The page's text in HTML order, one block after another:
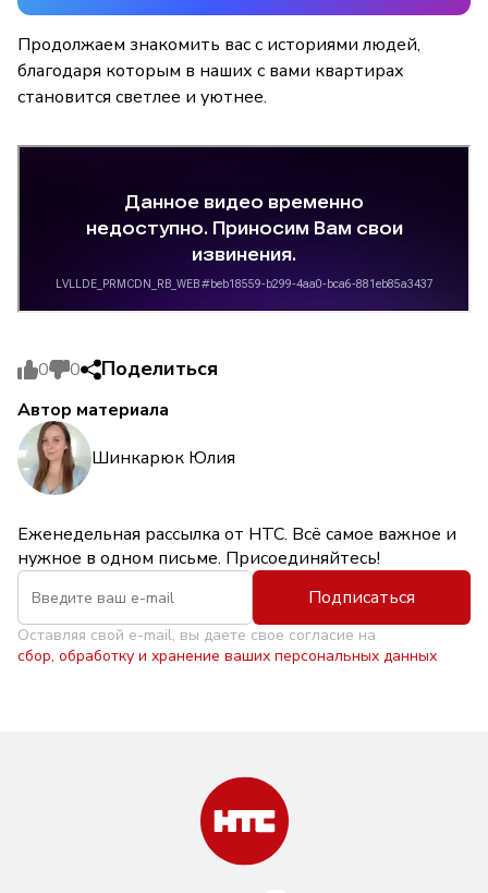
Продолжаем знакомить вас с историями людей,
благодаря которым в наших с вами квартирах
становится светлее и уютнее.
0 0 Поделиться
Автор материала
Шинкарюк Юлия
Еженедельная рассылка от НТС. Всё самое важное и
нужное в одном письме. Присоединяйтесь!
Подписаться
Оставляя свой e-mail, вы даете свое согласие на
сбор, обработку и хранение ваших персональных данных